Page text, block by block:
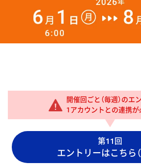
開催回ごと（毎週）のエ
1アカウントとの連携が
第11回
エントリーはこちら（